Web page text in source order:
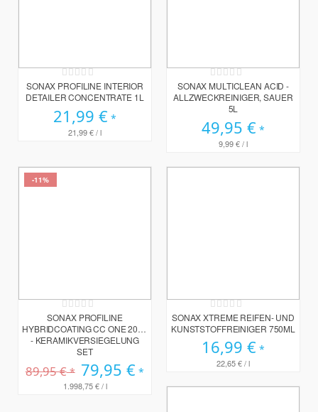
Rating:
0%
SONAX PROFILINE INTERIOR
DETAILER CONCENTRATE 1L
21,99 €
21,99 €/ l
Rating:
0%
SONAX MULTICLEAN ACID -
ALLZWECKREINIGER, SAUER
5L
49,95 €
9,99 €/ l
-11%
Rating:
0%
SONAX PROFILINE
HYBRIDCOATING CC ONE 2025
- KERAMIKVERSIEGELUNG
SET
89,95 € Sonderpreis
79,95 €
1.998,75 €/ l
Rating:
0%
SONAX XTREME REIFEN- UND
KUNSTSTOFFREINIGER 750ML
16,99 €
22,65 €/ l